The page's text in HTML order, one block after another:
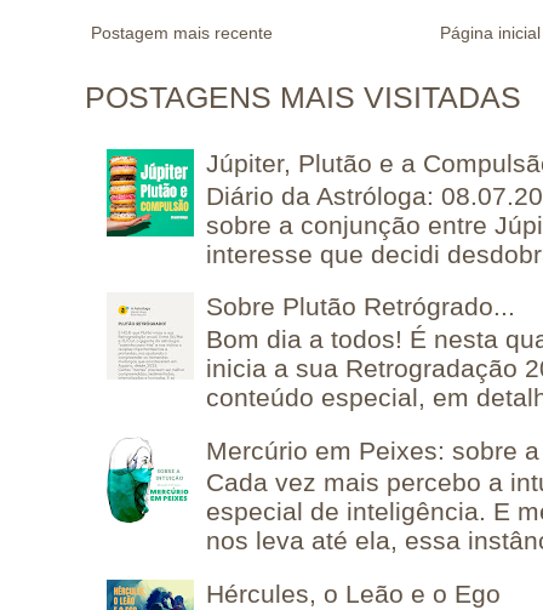
Postagem mais recente Página inicial
POSTAGENS MAIS VISITADAS
Júpiter, Plutão e a
Diário da Astróloga:
sobre a conjunção entre
interesse que decidi
Sobre Plutão Retrógrado...
Bom dia a todos! É nesta
inicia a sua Retrogradação
conteúdo especial, em
Mercúrio em Peixes: sobre
Cada vez mais percebo a
especial de inteligência. E
nos leva até ela, essa
Hércules, o Leão e o Ego